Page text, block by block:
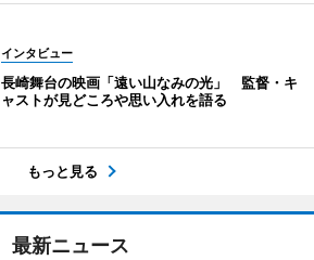
インタビュー
長崎舞台の映画「遠い山なみの光」 監督・キ
ャストが見どころや思い入れを語る
もっと見る
最新ニュース